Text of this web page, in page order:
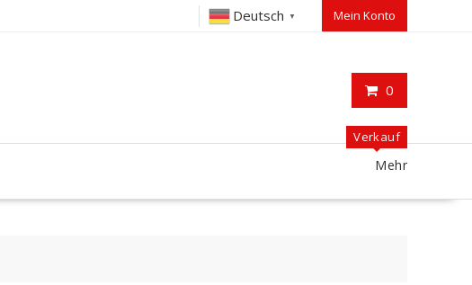
Deutsch ▼ Mein Konto
0
Verkauf
Mehr